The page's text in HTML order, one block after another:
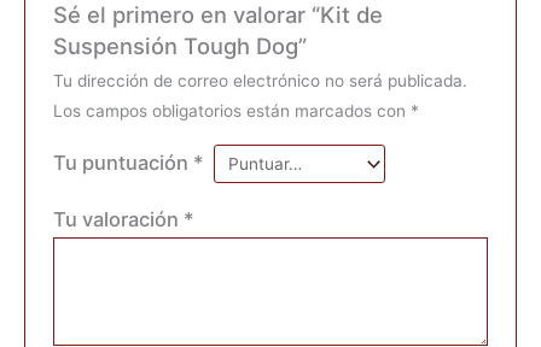
Sé el primero en valorar “Kit de
Suspensión Tough Dog”
Tu dirección de correo electrónico no será publicada.
Los campos obligatorios están marcados con *
Tu puntuación *
Tu valoración *